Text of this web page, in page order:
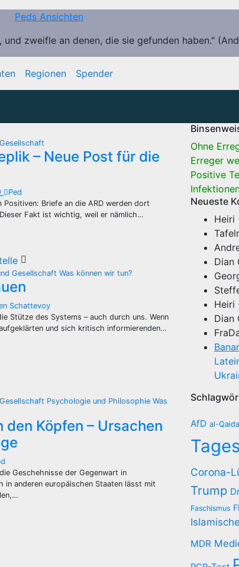
Peds Ansichten
zweifle an denen, die sie gefunden haben."
Regionen Spender
– Neue Post für die
Ped
Positiven: Briefe an die ARD werden dort
Fakt ist wichtig, weil er nämlich…
Gesellschaft Was können wir tun?
Schattevoy
Stütze des Systems – auch durch uns. Wenn
und sich kritisch informierenden…
Psychologie und Philosophie Was
den Köpfen – Ursachen
Geschehnisse der Gegenwart in
in anderen europäischen Staaten lässt mit
Ohne
Erreger
Positive
Neueste
Heiri
Dian
Heiri
Dian
AfD al-Qaida
Corona-
Trump
Faschismus
MDR